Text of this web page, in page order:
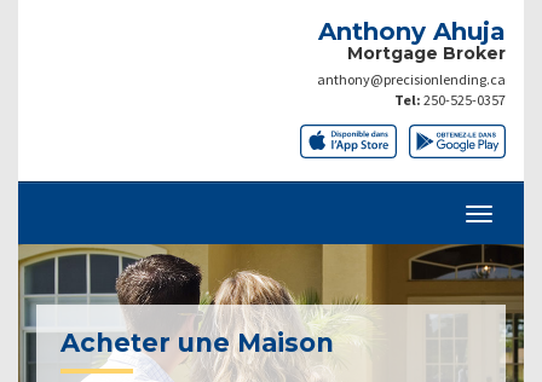
Anthony Ahuja
Mortgage Broker
anthony@precisionlending.ca
Tel: 250-525-0357
Acheter une Maison